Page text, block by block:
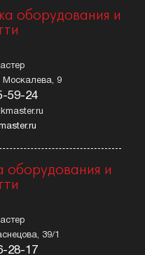
оборудования и
Москалева, 9
59-24
и
39/1
28-17